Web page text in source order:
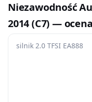
Niezawodność
2014 (C7) —
silnik 2.0 TFSI EA888